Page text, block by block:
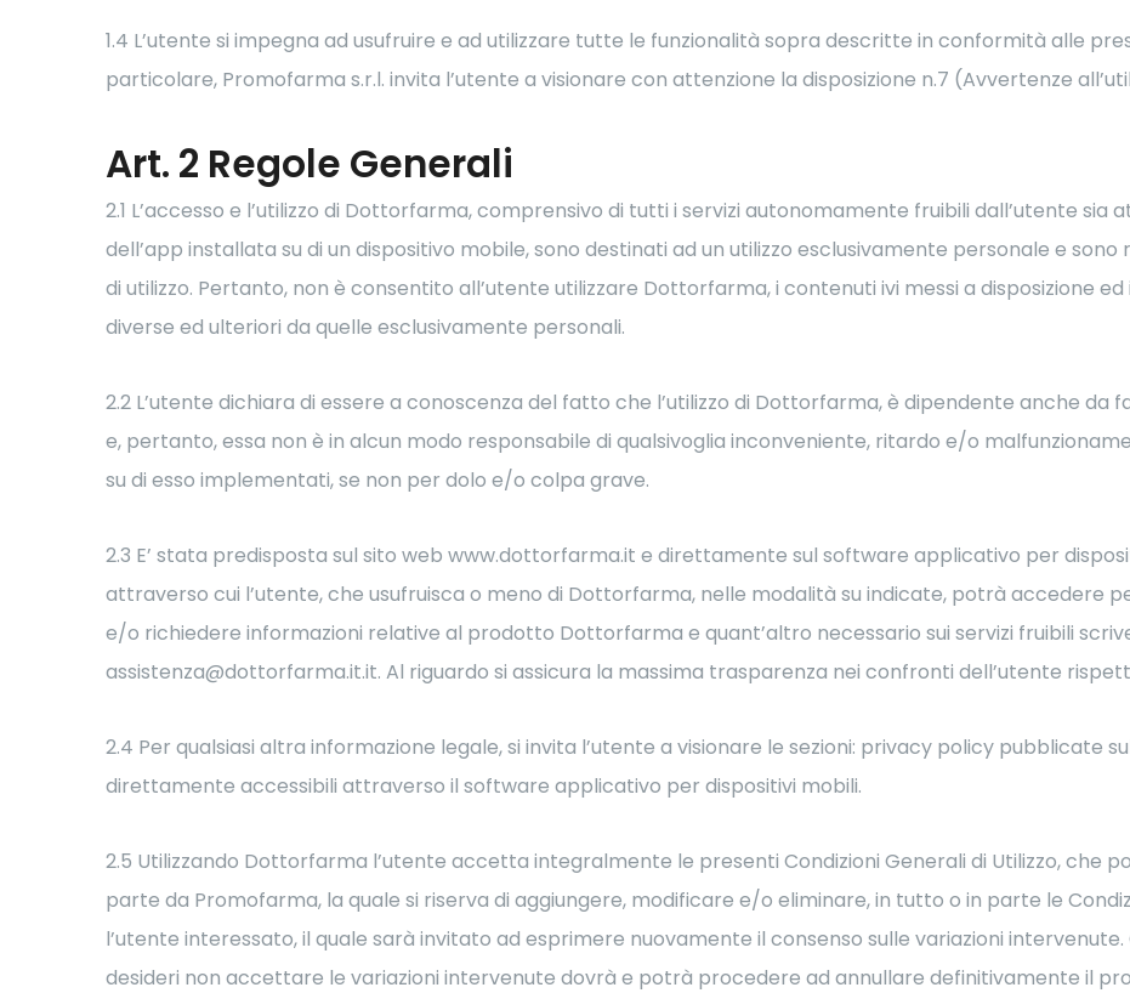
1.4 L’utente si impegna ad usufruire e ad utilizzare tutte le funzionalità sopra descritte in conformità alle
particolare, Promofarma s.r.l. invita l’utente a visionare con attenzione la disposizione n.7 (Avvertenze
Art. 2 Regole Generali
2.1 L’accesso e l’utilizzo di Dottorfarma, comprensivo di tutti i servizi autonomamente fruibili dall’utente
dell’app installata su di un dispositivo mobile, sono destinati ad un utilizzo esclusivamente personale e
di utilizzo. Pertanto, non è consentito all’utente utilizzare Dottorfarma, i contenuti ivi messi a disposizione
diverse ed ulteriori da quelle esclusivamente personali.
2.2 L’utente dichiara di essere a conoscenza del fatto che l’utilizzo di Dottorfarma, è dipendente anche da
e, pertanto, essa non è in alcun modo responsabile di qualsivoglia inconveniente, ritardo e/o
su di esso implementati, se non per dolo e/o colpa grave.
2.3 E’ stata predisposta sul sito web www.dottorfarma.it e direttamente sul software applicativo per
attraverso cui l’utente, che usufruisca o meno di Dottorfarma, nelle modalità su indicate, potrà accedere
e/o richiedere informazioni relative al prodotto Dottorfarma e quant’altro necessario sui servizi fruibili
assistenza@dottorfarma.it.it. Al riguardo si assicura la massima trasparenza nei confronti dell’utente
2.4 Per qualsiasi altra informazione legale, si invita l’utente a visionare le sezioni: privacy policy pubblicate
direttamente accessibili attraverso il software applicativo per dispositivi mobili.
2.5 Utilizzando Dottorfarma l’utente accetta integralmente le presenti Condizioni Generali di Utilizzo, che
parte da Promofarma, la quale si riserva di aggiungere, modificare e/o eliminare, in tutto o in parte le
l’utente interessato, il quale sarà invitato ad esprimere nuovamente il consenso sulle variazioni
desideri non accettare le variazioni intervenute dovrà e potrà procedere ad annullare definitivamente il